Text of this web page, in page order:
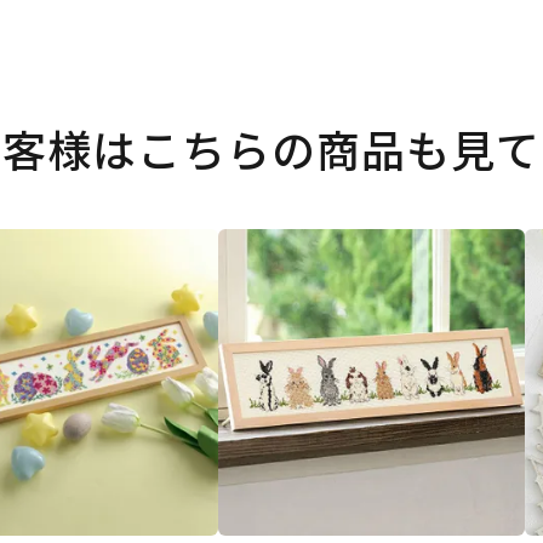
様はこちらの商品も見